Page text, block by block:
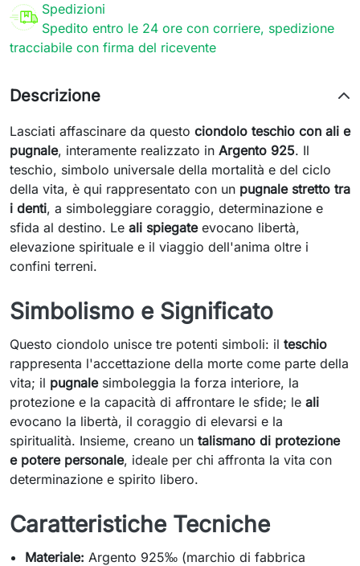
Spedizioni
Spedito entro le 24 ore con corriere, spedizione
tracciabile con firma del ricevente
Descrizione
Lasciati affascinare da questo ciondolo teschio con ali e
pugnale, interamente realizzato in Argento 925. Il
teschio, simbolo universale della mortalità e del ciclo
della vita, è qui rappresentato con un pugnale stretto tra
i denti, a simboleggiare coraggio, determinazione e
sfida al destino. Le ali spiegateevocano libertà,
elevazione spirituale e il viaggio dell'anima oltre i
confini terreni.
Simbolismo e Significato
Questo ciondolo unisce tre potenti simboli: il teschio
rappresenta l'accettazione della morte come parte della
vita; il pugnalesimboleggia la forza interiore, la
protezione e la capacità di affrontare le sfide; le ali
evocano la libertà, il coraggio di elevarsi e la
spiritualità. Insieme, creano un talismano di protezione
e potere personale, ideale per chi affronta la vita con
determinazione e spirito libero.
Caratteristiche Tecniche
Materiale: Argento 925‰ (marchio di fabbrica